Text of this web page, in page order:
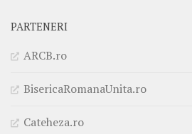
PARTENERI
ARCB.ro
BisericaRomanaUnita.ro
Cateheza.ro